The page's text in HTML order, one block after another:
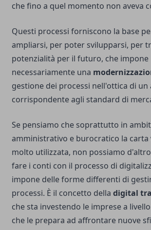
che fino a quel momento non aveva
Questi processi forniscono la base
ampliarsi, per poter svilupparsi, per
potenzialità per il futuro, che impone
necessariamente una
gestione dei processi nell'ottica di
corrispondente agli standard di
Se pensiamo che soprattutto in
amministrativo e burocratico la carta
molto utilizzata, non possiamo
fare i conti con il processo di
impone delle forme differenti di
processi. È il concetto della digital
che sta investendo le imprese a
che le prepara ad affrontare nuove